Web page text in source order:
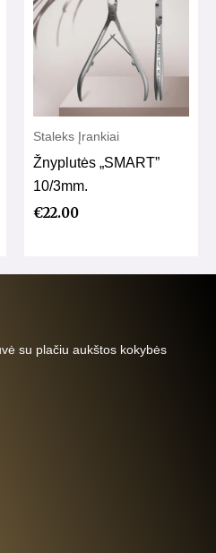
Staleks Įrankiai
Žnyplutės „SMART”
10/3mm.
€22.00
su plačiu aukštos kokybės